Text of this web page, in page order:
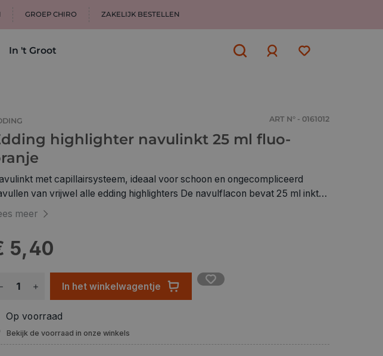
GROEP CHIRO ZAKELIJK BESTELLEN
In 't Groot
ART N° - 0161012
highlighter navulinkt 25 ml fluo-
met capillairsysteem, ideaal voor schoon en ongecompliceerd
van vrijwel alle edding highlighters De navulflacon bevat 25 ml inkt
de marker eenvoudig minimaal een uur lang, of beter nog een nacht lang,
en grijs Eigenschappen: Neutrale geur Lichtvast Sneldrogend
in gebruik Navullen is milieuvriendelijk aangezien het de verspilling
materialen vermindert Hoogwaardig merkproduct Made in Germany
lang, met de punt omlaag in de navulflacon en de marker is weer klaar
mee te schrijven
meer
5,40
In het winkelwagentje
Op voorraad
Bekijk de voorraad in onze winkels